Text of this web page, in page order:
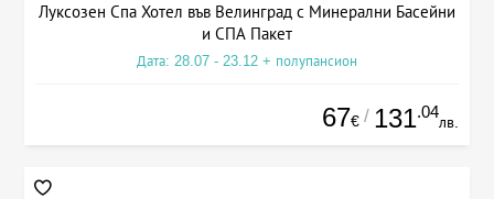
Луксозен Спа Хотел във Велинград с Минерални Басейни
и СПА Пакет
Дата: 28.07 - 23.12 + полупансион
67€ / 131.04
лв.